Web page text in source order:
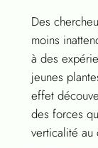
Des
moins
à des
jeunes
effet
des forces
verticalité au